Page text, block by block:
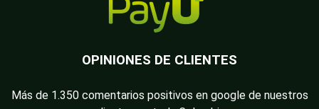
OPINIONES DE CLIENTES
Más de 1.350 comentarios positivos en google de nuestros